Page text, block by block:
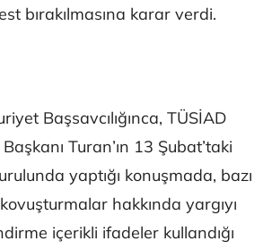
bırakılmasına karar verdi.
Başsavcılığınca, TÜSİAD
Turan’ın 13 Şubat’taki
yaptığı konuşmada, bazı
hakkında yargıyı
içerikli ifadeler kullandığı